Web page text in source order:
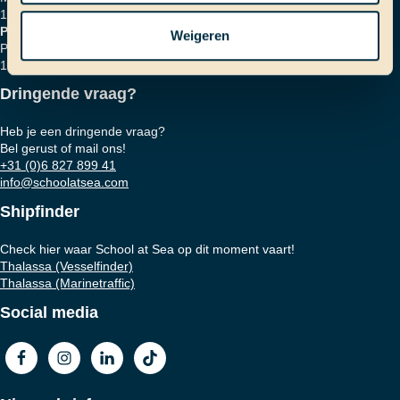
Weigeren
1018 HZ Amsterdam
Postadres
Postbus 16664
1001 RD Amsterdam
Dringende vraag?
Heb je een dringende vraag?
Bel gerust of mail ons!
+31 (0)6 827 899 41
info@schoolatsea.com
Shipfinder
Check hier waar School at Sea op dit moment vaart!
Thalassa (Vesselfinder)
Thalassa (Marinetraffic)
Social media